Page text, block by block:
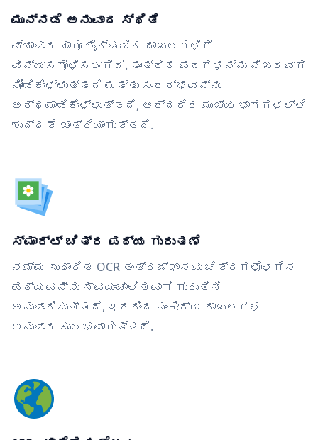
ಮುನ್ನಡೆ ಅನುವಾದ ಸ್ಥಿತಿ
ವ್ಯಾಪಾರ ಹಾಗೂ ಶೈಕ್ಷಣಿಕ ದಾಖಲಗಳಿಗೆ
ವಿನ್ಯಾಸಗೊಳಿಸಲಾಗಿದೆ. ತಾಂತ್ರಿಕ ಪದಗಳನ್ನು ನಿಖರವಾಗಿ
ನೋಡಿಕೊಳ್ಳುತ್ತದೆ ಮತ್ತು ಸಂದರ್ಭವನ್ನು
ಅರ್ಥಮಾಡಿಕೊಳ್ಳುತ್ತದೆ, ಆದ್ದರಿಂದ ಮುಖ್ಯ ಭಾಗಗಳಲ್ಲಿ
ಶುದ್ಧತೆ ಖಾತ್ರಿಯಾಗುತ್ತದೆ.
ಸ್ಮಾರ್ಟ್ ಚಿತ್ರ ಪಠ್ಯ ಗುರುತಣೆ
ನಮ್ಮ ಸುಧಾರಿತ OCR ತಂತ್ರಜ್ಞಾನವು ಚಿತ್ರಗಳೊಳಗಿನ
ಪಠ್ಯವನ್ನು ಸ್ವಯಂಚಾಲಿತವಾಗಿ ಗುರುತಿಸಿ
ಅನುವಾದಿಸುತ್ತದೆ, ಇದರಿಂದ ಸಂಕೀರ್ಣ ದಾಖಲಗಳ
ಅನುವಾದ ಸುಲಭವಾಗುತ್ತದೆ.